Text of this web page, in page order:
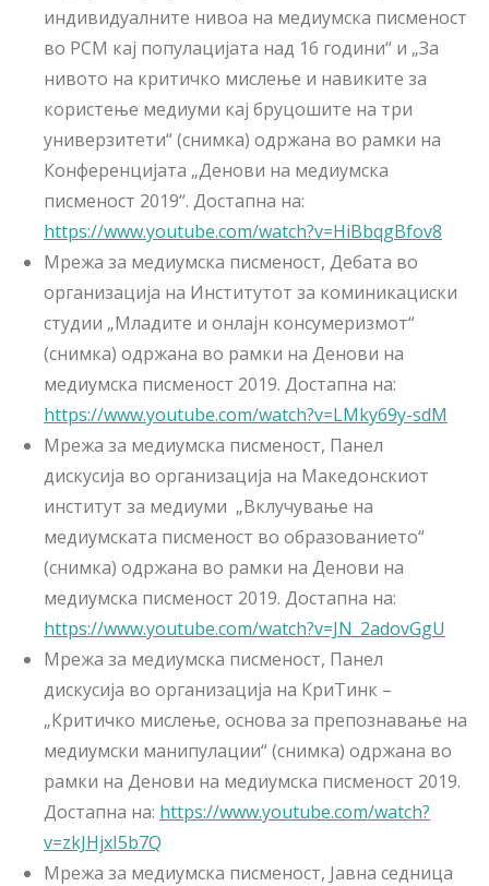
индивидуалните нивоа на медиумска писменост
во РСМ кај популацијата над 16 години“ и „За
нивото на критичко мислење и навиките за
користење медиуми кај бруцошите на три
универзитети“ (снимка) одржана во рамки на
Конференцијата „Денови на медиумска
писменост 2019“. Достапна на:
https://www.youtube.com/watch?v=HiBbqgBfov8
Мрежа за медиумска писменост, Дебата во
организација на Институтот за коминикациски
студии „Младите и онлајн консумеризмот“
(снимка) одржана во рамки на Денови на
медиумска писменост 2019. Достапна на:
https://www.youtube.com/watch?v=LMky69y-sdM
Мрежа за медиумска писменост, Панел
дискусија во организација на Македонскиот
институт за медиуми „Вклучување на
медиумската писменост во образованието“
(снимка) одржана во рамки на Денови на
медиумска писменост 2019. Достапна на:
https://www.youtube.com/watch?v=JN_2adovGgU
Мрежа за медиумска писменост, Панел
дискусија во организација на КриТинк –
„Критичко мислење, основа за препознавање на
медиумски манипулации“ (снимка) одржана во
рамки на Денови на медиумска писменост 2019.
Достапна на: https://www.youtube.com/watch?
v=zkJHjxI5b7Q
Мрежа за медиумска писменост, Јавна седница